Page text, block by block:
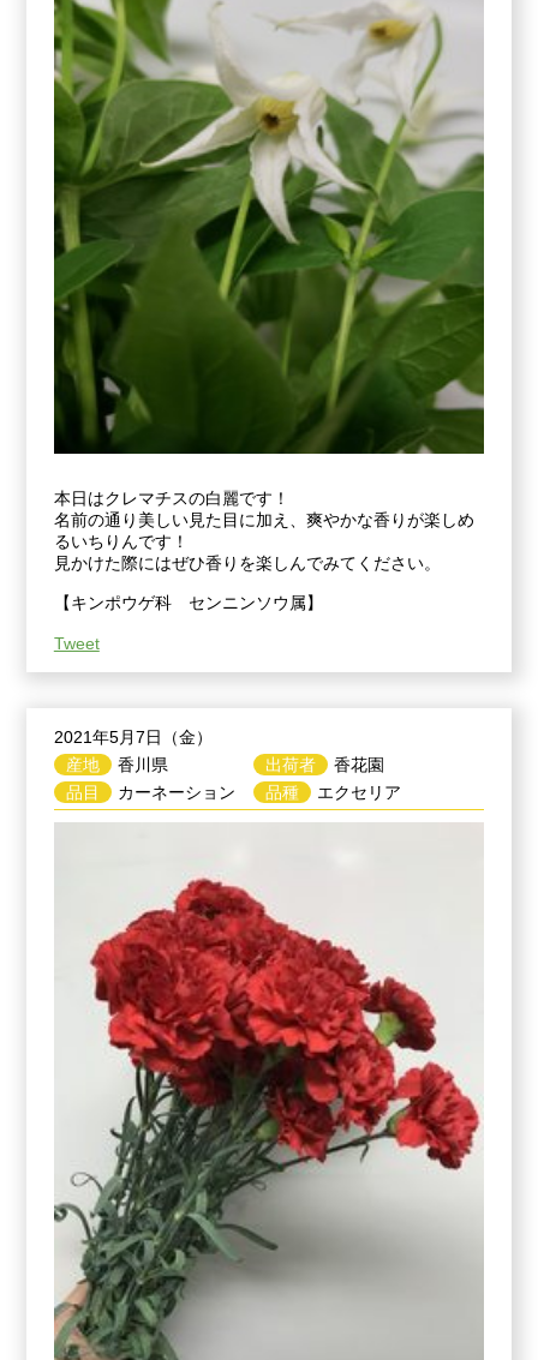
本日はクレマチスの白麗です！
名前の通り美しい見た目に加え、爽やかな香りが楽しめ
るいちりんです！
見かけた際にはぜひ香りを楽しんでみてください。
【キンポウゲ科 センニンソウ属】
Tweet
2021年5月7日（金）
産地
香川県
品目
カーネーション
出荷者
香花園
品種
エクセリア